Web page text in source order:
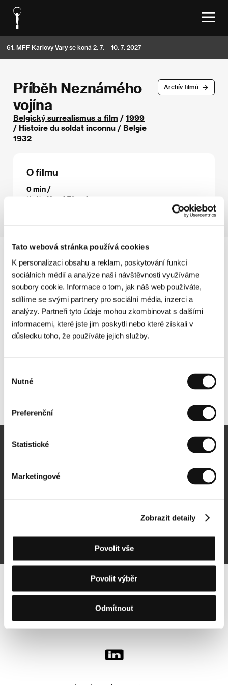
Tato webová stránka používá cookies
K personalizaci obsahu a reklam, poskytování funkcí
sociálních médií a analýze naší návštěvnosti využíváme
soubory cookie. Informace o tom, jak náš web používáte,
sdílíme se svými partnery pro sociální média, inzerci a
analýzy. Partneři tyto údaje mohou zkombinovat s dalšími
informacemi, které jste jim poskytli nebo které získali v
důsledku toho, že používáte jejich služby.
souhlasu
Nutné
Preferenční
Statistické
Marketingové
Zobrazit detaily
Povolit vše
Povolit výběr
Odmítnout
61. MFF Karlovy Vary se koná 2. 7. – 10. 7. 2027
Archív filmů
Příběh Neznámého
vojína
Belgický surrealismus a film / 1999
/ Histoire du soldat inconnu / Belgie
1932
O filmu
0 min /
Režie Henri Storck
Přihlásit se k odběru